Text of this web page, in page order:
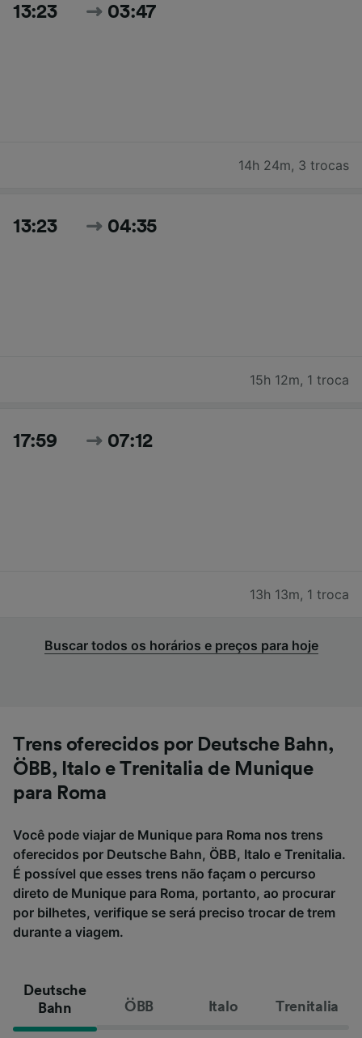
13:23 03:47
14h 24m, 3 trocas
13:23 04:35
15h 12m, 1 troca
17:59 07:12
13h 13m, 1 troca
Buscar todos os horários e preços para hoje
Trens oferecidos por Deutsche Bahn,
ÖBB, Italo e Trenitalia de Munique
para Roma
Você pode viajar de Munique para Roma nos trens
oferecidos por Deutsche Bahn, ÖBB, Italo e Trenitalia.
É possível que esses trens não façam o percurso
direto de Munique para Roma, portanto, ao procurar
por bilhetes, verifique se será preciso trocar de trem
durante a viagem.
Deutsche
Bahn
ÖBB Italo Trenitalia